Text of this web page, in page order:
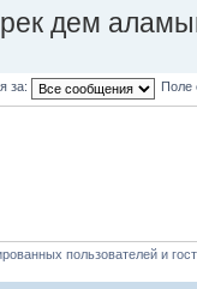
дем
за: Поле
пользователей и